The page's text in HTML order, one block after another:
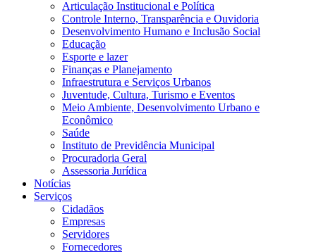
Articulação Institucional e Política
Controle Interno, Transparência e Ouvidoria
Desenvolvimento Humano e Inclusão Social
Educação
Esporte e lazer
Finanças e Planejamento
Infraestrutura e Serviços Urbanos
Juventude, Cultura, Turismo e Eventos
Meio Ambiente, Desenvolvimento Urbano e
Econômico
Saúde
Instituto de Previdência Municipal
Procuradoria Geral
Assessoria Jurídica
Notícias
Serviços
Cidadãos
Empresas
Servidores
Fornecedores